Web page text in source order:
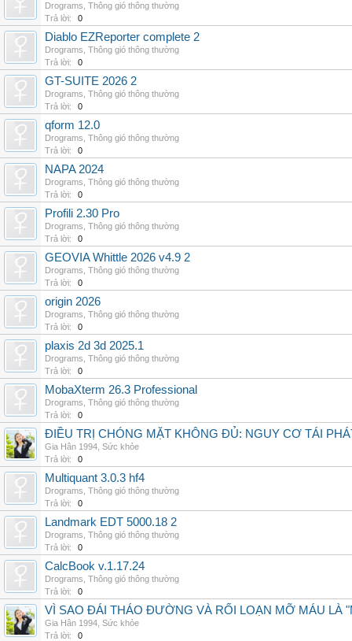
Drograms Thông gió thông thường
Trả lời:
0
Diablo EZReporter complete 2
Drograms Thông gió thông thường
Trả lời:
0
GT-SUITE 2026 2
Drograms Thông gió thông thường
Trả lời:
0
qform 12.0
Drograms Thông gió thông thường
Trả lời:
0
NAPA 2024
Drograms Thông gió thông thường
Trả lời:
0
Profili 2.30 Pro
Drograms Thông gió thông thường
Trả lời:
0
GEOVIA Whittle 2026 v4.9 2
Drograms Thông gió thông thường
Trả lời:
0
origin 2026
Drograms Thông gió thông thường
Trả lời:
0
plaxis 2d 3d 2025.1
Drograms Thông gió thông thường
Trả lời:
0
MobaXterm 26.3 Professional
Drograms Thông gió thông thường
Trả lời:
0
ĐIỀU TRỊ CHÓNG MẶT KHÔNG ĐỦ: NGUY CƠ TÁI
Gia Hân 1994 Sức khỏe
Trả lời:
0
Multiquant 3.0.3 hf4
Drograms Thông gió thông thường
Trả lời:
0
Landmark EDT 5000.18 2
Drograms Thông gió thông thường
Trả lời:
0
CalcBook v.1.17.24
Drograms Thông gió thông thường
Trả lời:
0
VÌ SAO ĐÁI THÁO ĐƯỜNG VÀ RỐI LOẠN MỠ MÁU LÀ
Gia Hân 1994 Sức khỏe
Trả lời:
0